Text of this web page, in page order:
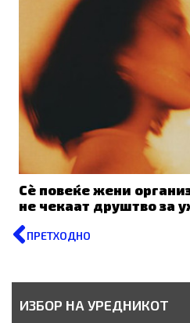
Сè повеќе жени
не чекаат друштво за
Prev
ПРЕТХОДНО
ИЗБОР НА УРЕДНИКОТ